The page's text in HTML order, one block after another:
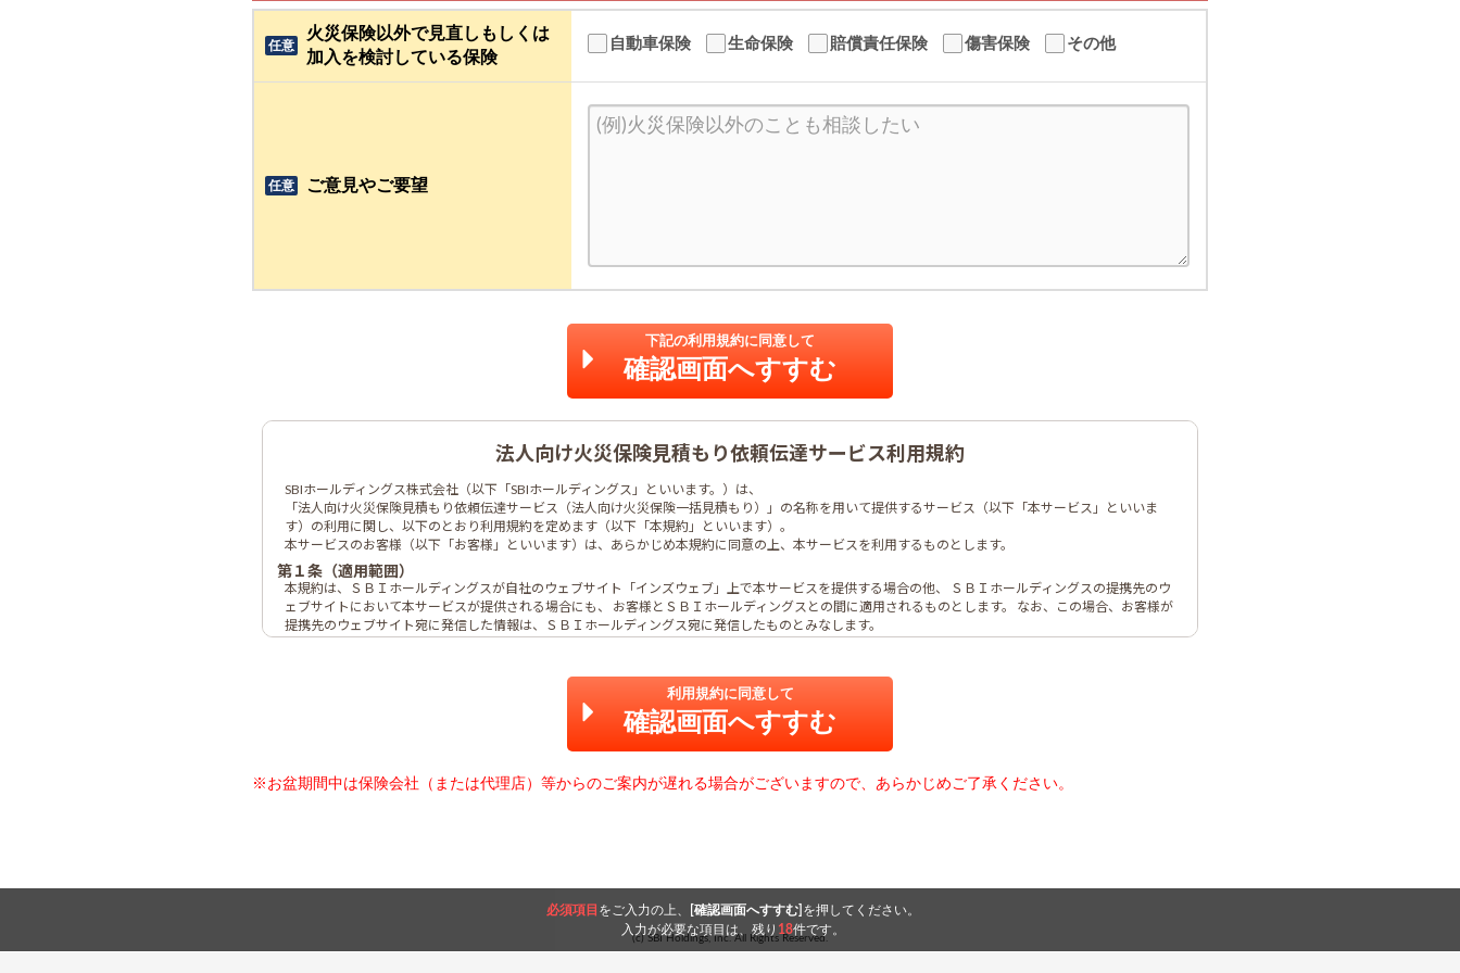
任意
火災保険以外で見直しもしくは
加入を検討している保険
自動車保険 生命保険 賠償責任保険 傷害保険 その他
任意 ご意見やご要望
下記の利用規約に同意して
確認画面へすすむ
利用規約に同意して
確認画面へすすむ
※お盆期間中は保険会社（または代理店）等からのご案内が遅れる場合がございますので、あらかじめご了承ください。
(c) SBI Holdings, Inc. All Rights Reserved.
必須項目 をご入力の上、 [確認画面へすすむ] を押してください。
入力が必要な項目は、残り 18件です。